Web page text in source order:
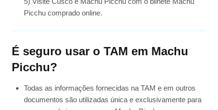
Picchu comprado online.
É seguro usar o TAM em Machu
Picchu?
Todas as informações fornecidas na TAM e em outros
documentos são utilizadas única e exclusivamente para